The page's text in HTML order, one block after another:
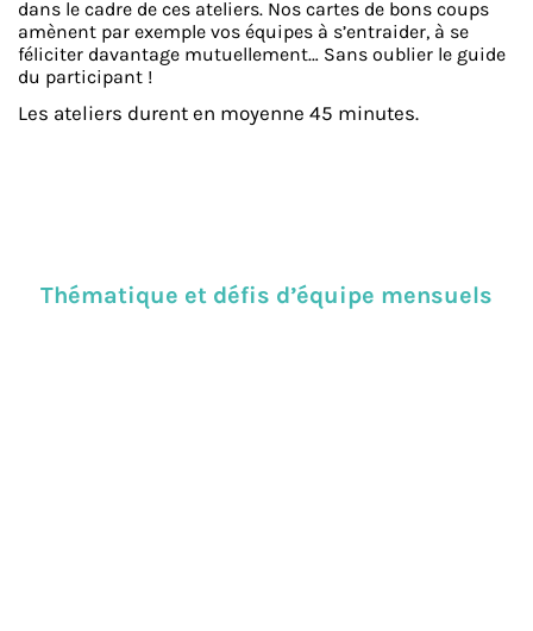
dans le cadre de ces ateliers. Nos cartes de bons coups
amènent par exemple vos équipes à s’entraider, à se
féliciter davantage mutuellement… Sans oublier le guide
du participant !
Les ateliers durent en moyenne 45 minutes.
Thématique et défis d’équipe mensuels